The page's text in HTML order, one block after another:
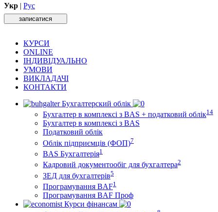
Укр | Рус
записатися
КУРСИ
ONLINE
ІНДИВІДУАЛЬНО
УМОВИ
ВИКЛАДАЧІ
КОНТАКТИ
Бухгалтерский облік
Бухгалтер в комплексі з BAS + податковий облік14
Бухгалтер в комплексі з BAS
Податковий облік
Облік підприємців (ФОП)7
BAS Бухгалтерія1
Кадровий документообіг для бухгалтера2
ЗЕД для бухгалтерів5
Програмування BAF1
Програмування BAF Проф
Курси фінансам